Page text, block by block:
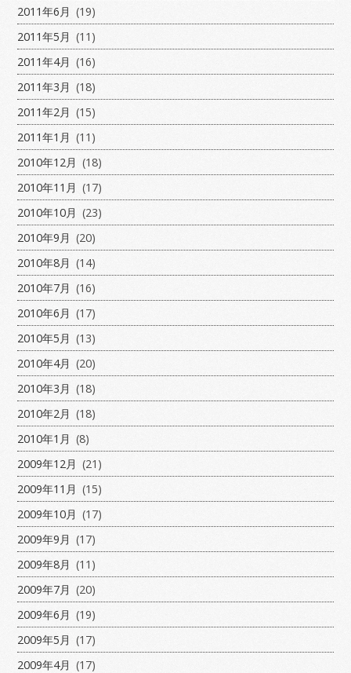
2011年6月 (19)
2011年5月 (11)
2011年4月 (16)
2011年3月 (18)
2011年2月 (15)
2011年1月 (11)
2010年12月 (18)
2010年11月 (17)
2010年10月 (23)
2010年9月 (20)
2010年8月 (14)
2010年7月 (16)
2010年6月 (17)
2010年5月 (13)
2010年4月 (20)
2010年3月 (18)
2010年2月 (18)
2010年1月 (8)
2009年12月 (21)
2009年11月 (15)
2009年10月 (17)
2009年9月 (17)
2009年8月 (11)
2009年7月 (20)
2009年6月 (19)
2009年5月 (17)
2009年4月 (17)